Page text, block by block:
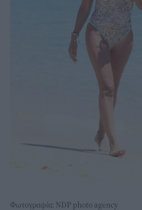
Φωτογραφία: NDP photo agency